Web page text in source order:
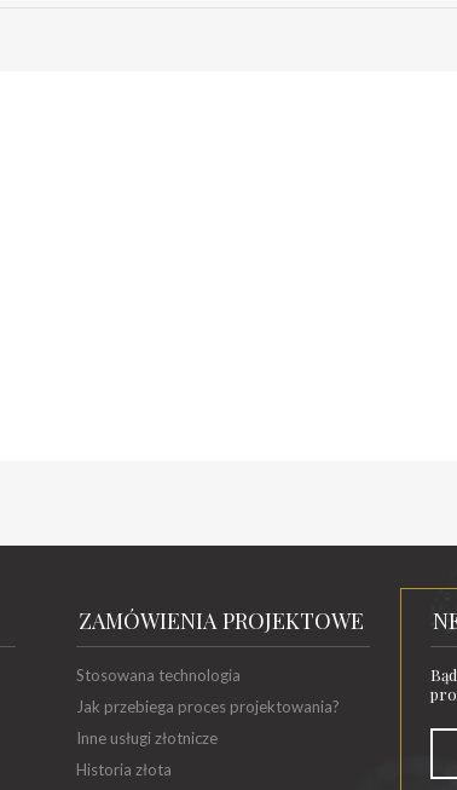
ZAMÓWIENIA PROJEKTOWE
Stosowana technologia
Jak przebiega proces projektowania?
Inne usługi złotnicze
Historia złota